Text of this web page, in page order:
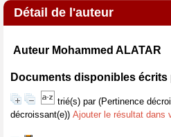
Détail de l'auteur
Auteur Mohammed ALATAR
Documents disponibles écrits
trié(s) par (Pertinence
décroissant(e)) Ajouter le résultat dans